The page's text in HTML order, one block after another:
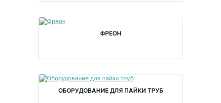
ФРЕОН
ОБОРУДОВАНИЕ ДЛЯ ПАЙКИ ТРУБ